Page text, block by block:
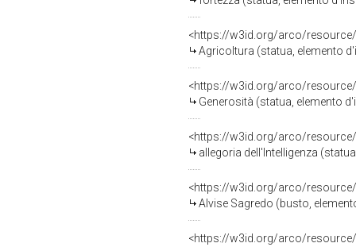
<https://w3id.org/arco/
Agricoltura (statua, elemento
<https://w3id.org/arco/
Generosità (statua, elemento
<https://w3id.org/arco/
allegoria dell'Intelligenza
<https://w3id.org/arco/
Alvise Sagredo (busto,
<https://w3id.org/arco/